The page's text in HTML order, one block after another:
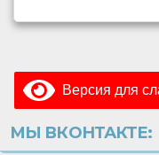
Версия для
МЫ ВКОНТАКТЕ: